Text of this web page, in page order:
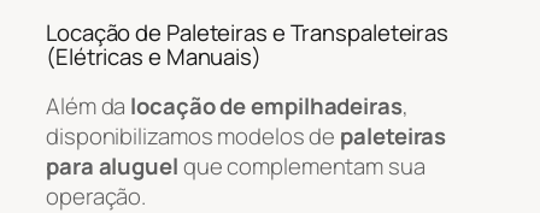
Locação de Paleteiras e Transpaleteiras
(Elétricas e Manuais)
Além da locação de empilhadeiras,
disponibilizamos modelos de paleteiras
para aluguelque complementam sua
operação.